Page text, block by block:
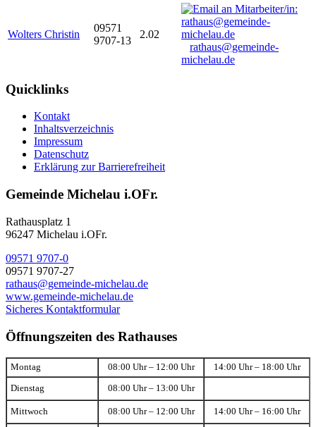
Wolters Christin
09571
9707-13
2.02
rathaus@gemeinde-
michelau.de
Quicklinks
Kontakt
Inhaltsverzeichnis
Impressum
Datenschutz
Erklärung zur Barrierefreiheit
Gemeinde Michelau i.OFr.
Rathausplatz 1
96247 Michelau i.OFr.
09571 9707-0
09571 9707-27
rathaus@gemeinde-michelau.de
www.gemeinde-michelau.de
Sicheres Kontaktformular
Öffnungszeiten des Rathauses
Montag 08:00 Uhr – 12:00 Uhr 14:00 Uhr – 18:00 Uhr
Dienstag 08:00 Uhr – 13:00 Uhr
Mittwoch 08:00 Uhr – 12:00 Uhr 14:00 Uhr – 16:00 Uhr